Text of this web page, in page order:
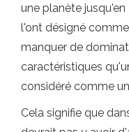
une planète
l'ont désigné
manquer de
caractéristiques
considéré comme
Cela signifie que